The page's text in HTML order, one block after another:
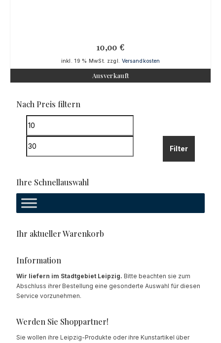
10,00 €
inkl. 19 % MwSt. zzgl. Versandkosten
Ausverkauft
Nach Preis filtern
Min.
Max.
Filter
Ihre Schnellauswahl
Ihr aktueller Warenkorb
Information
Wir liefern im Stadtgebiet Leipzig. Bitte beachten sie zum
Abschluss ihrer Bestellung eine gesonderte Auswahl für diesen
Service vorzunehmen.
Werden Sie Shoppartner!
Sie wollen ihre Leipzig-Produkte oder ihre Kunstartikel über